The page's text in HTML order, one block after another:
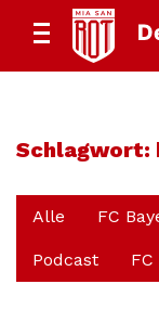
Schlagwort:
Alle FC
Podcast